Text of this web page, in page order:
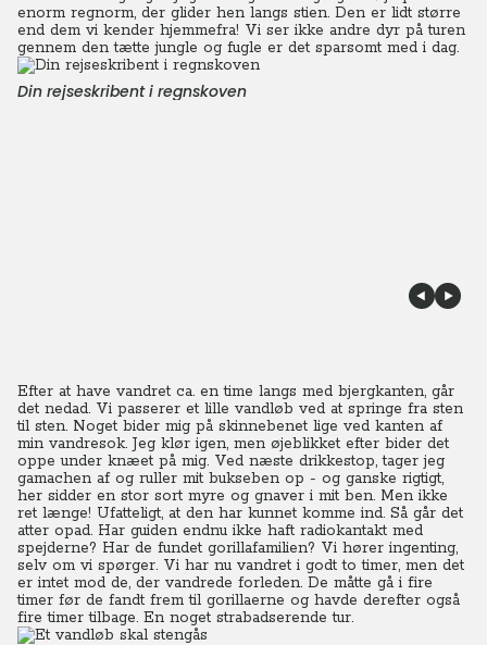
enorm regnorm, der glider hen langs stien. Den er lidt større
end dem vi kender hjemmefra! Vi ser ikke andre dyr på turen
gennem den tætte jungle og fugle er det sparsomt med i dag.
Din rejseskribent i regnskoven
Efter at have vandret ca. en time langs med bjergkanten, går
det nedad. Vi passerer et lille vandløb ved at springe fra sten
til sten. Noget bider mig på skinnebenet lige ved kanten af
min vandresok. Jeg klør igen, men øjeblikket efter bider det
oppe under knæet på mig. Ved næste drikkestop, tager jeg
gamachen af og ruller mit bukseben op - og ganske rigtigt,
her sidder en stor sort myre og gnaver i mit ben. Men ikke
ret længe! Ufatteligt, at den har kunnet komme ind. Så går det
atter opad. Har guiden endnu ikke haft radiokantakt med
spejderne? Har de fundet gorillafamilien? Vi hører ingenting,
selv om vi spørger. Vi har nu vandret i godt to timer, men det
er intet mod de, der vandrede forleden. De måtte gå i fire
timer før de fandt frem til gorillaerne og havde derefter også
fire timer tilbage. En noget strabadserende tur.